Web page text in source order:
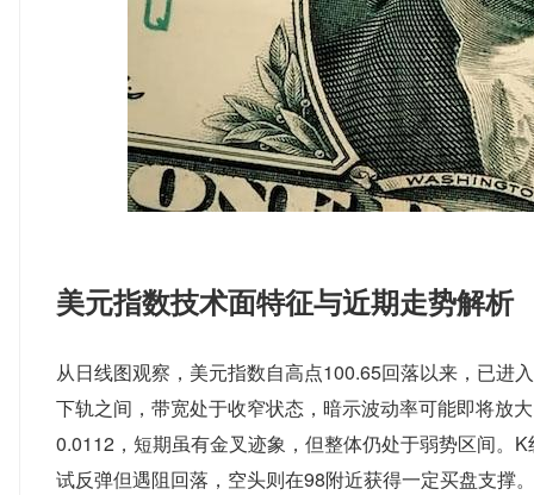
美元指数技术面特征与近期走势解析
从日线图观察，美元指数自高点100.65回落以来，已进
下轨之间，带宽处于收窄状态，暗示波动率可能即将放
0.0112，短期虽有金叉迹象，但整体仍处于弱势区间。
试反弹但遇阻回落，空头则在98附近获得一定买盘支撑